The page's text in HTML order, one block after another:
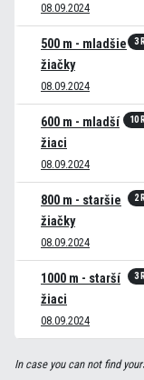
08.09.2024
500 m - mladšie
žiačky
08.09.2024
3
600 m - mladší
žiaci
08.09.2024
10
800 m - staršie
žiačky
08.09.2024
2
1000 m - starší
žiaci
08.09.2024
3
In case you can not find